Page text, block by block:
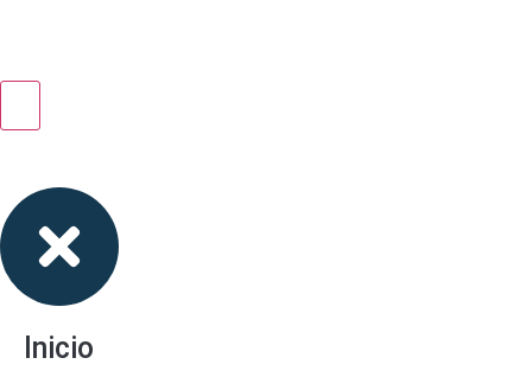
Inicio